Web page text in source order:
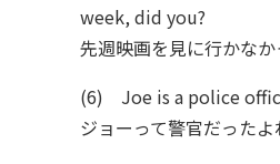
week, did you?
先週映画を見に行かなか
(6) Joe is a police
ジョーって警官だったよ